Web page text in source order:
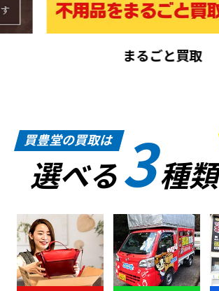
まるごと買取
買豊堂の買取は
選べる3種類